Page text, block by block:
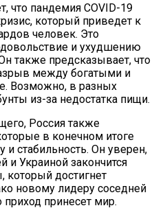
что пандемия COVID-19
который приведет к
человек. Это
и ухудшению
также предсказывает, что
между богатыми и
Возможно, в разных
из-за недостатка пищи.
Россия также
в конечном итоге
и стабильность. Он уверен,
и Украиной закончится
который достигнет
новому лидеру соседней
принесет мир.